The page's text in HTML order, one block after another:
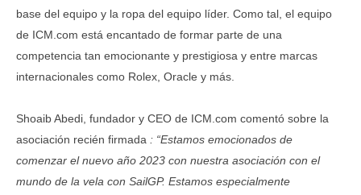
base del equipo y la ropa del equipo líder. Como tal, el equipo
de ICM.com está encantado de formar parte de una
competencia tan emocionante y prestigiosa y entre marcas
internacionales como Rolex, Oracle y más.
Shoaib Abedi, fundador y CEO de ICM.com comentó sobre la
asociación recién firmada : “Estamos emocionados de
comenzar el nuevo año 2023 con nuestra asociación con el
mundo de la vela con SailGP. Estamos especialmente